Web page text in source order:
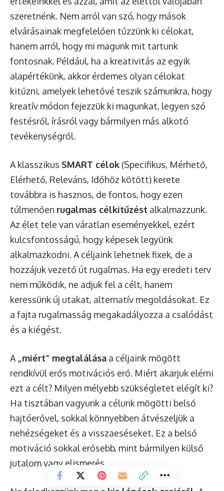
szeretnénk. Nem arról van szó, hogy mások
elvárásainak megfelelően tűzzünk ki célokat,
hanem arról, hogy mi magunk mit tartunk
fontosnak. Például, ha a kreativitás az egyik
alapértékünk, akkor érdemes olyan célokat
kitűzni, amelyek lehetővé teszik számunkra, hogy
kreatív módon fejezzük ki magunkat, legyen szó
festésről, írásról vagy bármilyen más alkotó
tevékenységről.
A klasszikus SMART célok (Specifikus, Mérhető,
Elérhető, Releváns, Időhöz kötött) kerete
továbbra is hasznos, de fontos, hogy ezen
túlmenően rugalmas célkitűzést alkalmazzunk.
Az élet tele van váratlan eseményekkel, ezért
kulcsfontosságú, hogy képesek legyünk
alkalmazkodni. A céljaink lehetnek fixek, de a
hozzájuk vezető út rugalmas. Ha egy eredeti terv
nem működik, ne adjuk fel a célt, hanem
keressünk új utakat, alternatív megoldásokat. Ez
a fajta rugalmasság megakadályozza a csalódást
és a kiégést.
A „miért” megtalálása a céljaink mögött
rendkívül erős motivációs erő. Miért akarjuk elérni
ezt a célt? Milyen mélyebb szükségletet elégít ki?
Ha tisztában vagyunk a célunk mögötti belső
hajtóerővel, sokkal könnyebben átvészeljük a
nehézségeket és a visszaeséseket. Ez a belső
motiváció sokkal erősebb, mint bármilyen külső
jutalom vagy elismerés.